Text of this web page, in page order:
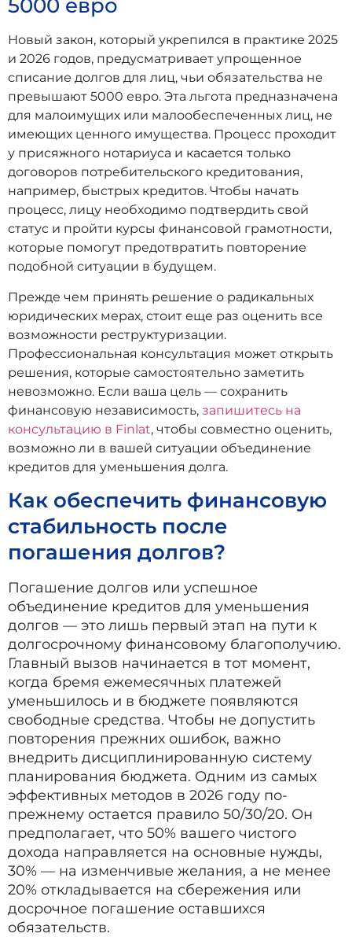
5000 евро
Новый закон, который укрепился в практике 2025
и 2026 годов, предусматривает упрощенное
списание долгов для лиц, чьи обязательства не
превышают 5000 евро. Эта льгота предназначена
для малоимущих или малообеспеченных лиц, не
имеющих ценного имущества. Процесс проходит
у присяжного нотариуса и касается только
договоров потребительского кредитования,
например, быстрых кредитов. Чтобы начать
процесс, лицу необходимо подтвердить свой
статус и пройти курсы финансовой грамотности,
которые помогут предотвратить повторение
подобной ситуации в будущем.
Прежде чем принять решение о радикальных
юридических мерах, стоит еще раз оценить все
возможности реструктуризации.
Профессиональная консультация может открыть
решения, которые самостоятельно заметить
невозможно. Если ваша цель — сохранить
финансовую независимость, запишитесь на
консультацию в Finlat, чтобы совместно оценить,
возможно ли в вашей ситуации объединение
кредитов для уменьшения долга.
Как обеспечить финансовую
стабильность после
погашения долгов?
Погашение долгов или успешное
объединение кредитов для уменьшения
долгов — это лишь первый этап на пути к
долгосрочному финансовому благополучию.
Главный вызов начинается в тот момент,
когда бремя ежемесячных платежей
уменьшилось и в бюджете появляются
свободные средства. Чтобы не допустить
повторения прежних ошибок, важно
внедрить дисциплинированную систему
планирования бюджета. Одним из самых
эффективных методов в 2026 году по-
прежнему остается правило 50/30/20. Он
предполагает, что 50% вашего чистого
дохода направляется на основные нужды,
30% — на изменчивые желания, а не менее
20% откладывается на сбережения или
досрочное погашение оставшихся
обязательств.